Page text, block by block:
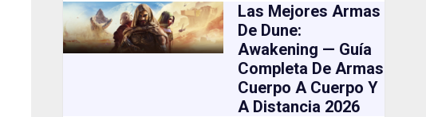
Las Mejores Armas
De Dune:
Awakening — Guía
Completa De Armas
Cuerpo A Cuerpo Y
A Distancia 2026